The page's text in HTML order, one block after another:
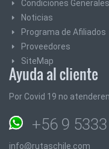
Condiciones Generales
Noticias
Programa de Afiliados
Proveedores
SiteMap
Ayuda al cliente
Por Covid 19 no
+56 9
info@rutaschile.com